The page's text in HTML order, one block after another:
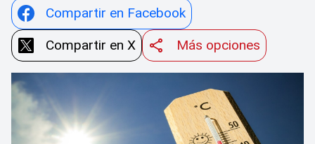
Compartir en Facebook
Compartir en X
Más opciones